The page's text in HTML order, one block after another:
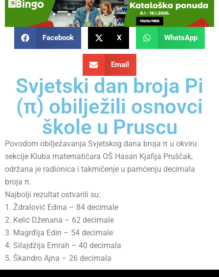
Facebook X WhatsApp
Email
Svjetski dan broja Pi
(π) obilježili osnovci
škole u Pruscu
Povodom obilježavanja Svjetskog dana broja π u okviru
sekcije Kluba matematičara OŠ Hasan Kjafija Pruščak,
održana je radionica i takmičenje u pamćenju decimala
broja π.
Najbolji rezultat ostvarili su:
1. Ždralović Edina – 84 decimale
2. Kelić Dženana – 62 decimale
3. Magrđija Edin – 54 decimale
4. Silajdžija Emrah – 40 decimala
5. Škandro Ajna – 26 decimala